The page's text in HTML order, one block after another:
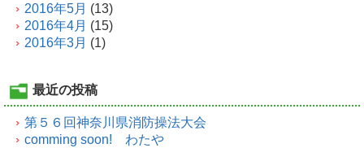
2016年5月 (13)
2016年4月 (15)
2016年3月 (1)
最近の投稿
第５６回神奈川県消防操法大会
comming soon! わたや